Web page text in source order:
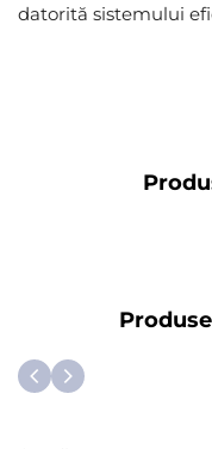
datorită sistemului